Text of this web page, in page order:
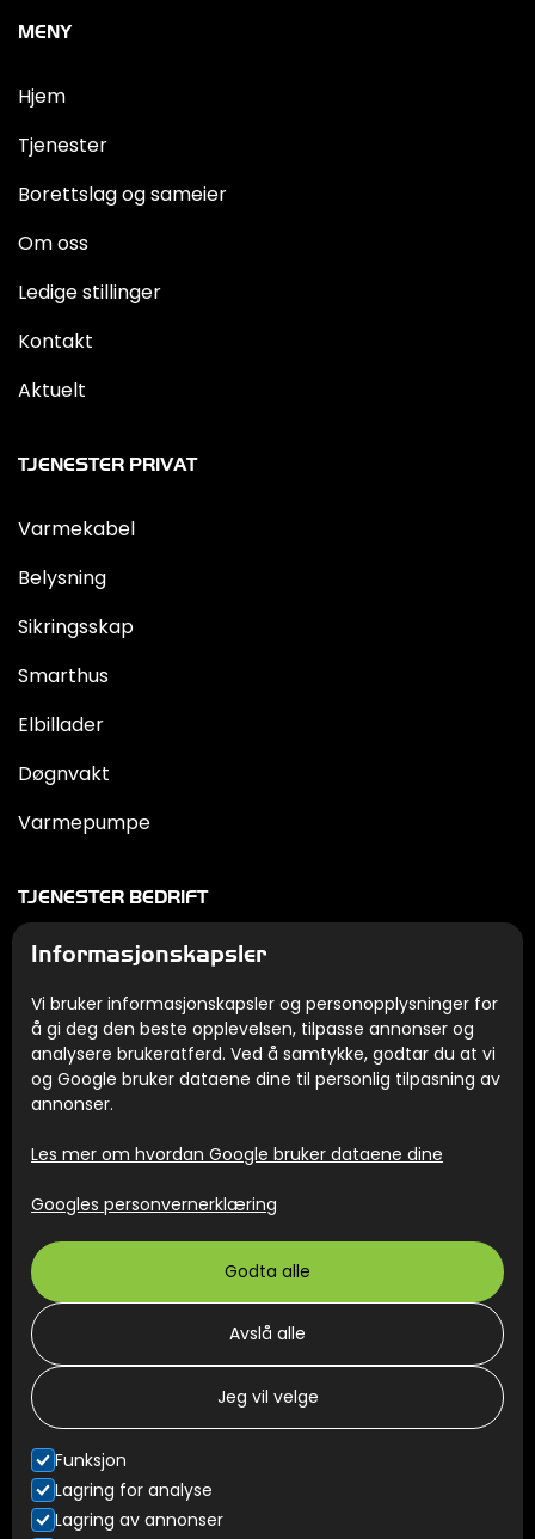
Informasjonskapsler
Vi bruker informasjonskapsler og personopplysninger for
å gi deg den beste opplevelsen, tilpasse annonser og
analysere brukeratferd. Ved å samtykke, godtar du at vi
og Google bruker dataene dine til personlig tilpasning av
annonser.
Les mer om hvordan Google bruker dataene dine
Googles personvernerklæring
Avslå alle
Jeg vil velge
Godta alle
Funksjon
Lagring for analyse
Lagring av annonser
MENY
Hjem
Tjenester
Borettslag og sameier
Om oss
Ledige stillinger
Kontakt
Aktuelt
TJENESTER PRIVAT
Varmekabel
Belysning
Sikringsskap
Smarthus
Elbillader
Døgnvakt
Varmepumpe
TJENESTER BEDRIFT
Tele/data
Elektrikervakt
Elbillader
Tilstandsrapporter
Internkontroll
+47 22 27 05 08
post@flexibel.no
Smalvollveien 44 0667 Oslo
© Flexibel AS